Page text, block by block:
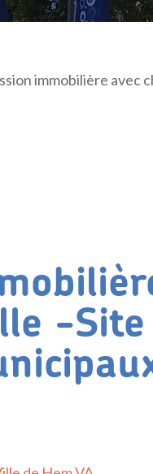
immobilière avec
-